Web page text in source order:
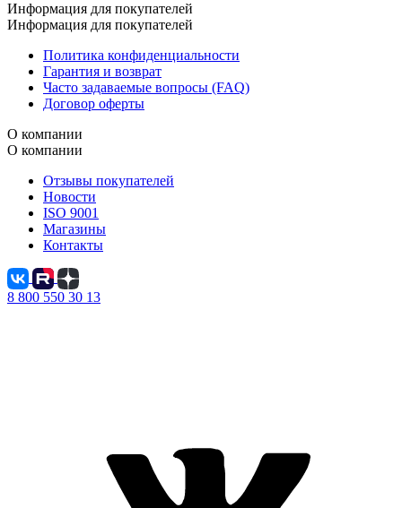
Информация для покупателей
Информация для покупателей
Политика конфиденциальности
Гарантия и возврат
Часто задаваемые вопросы (FAQ)
Договор оферты
О компании
О компании
Отзывы покупателей
Новости
ISO 9001
Магазины
Контакты
8 800 550 30 13